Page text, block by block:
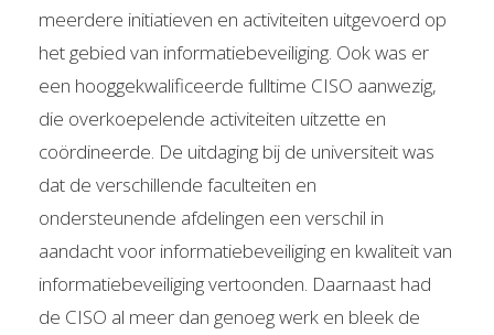
meerdere initiatieven en activiteiten uitgevoerd op
het gebied van informatiebeveiliging. Ook was er
een hooggekwalificeerde fulltime CISO aanwezig,
die overkoepelende activiteiten uitzette en
coördineerde. De uitdaging bij de universiteit was
dat de verschillende faculteiten en
ondersteunende afdelingen een verschil in
aandacht voor informatiebeveiliging en kwaliteit van
informatiebeveiliging vertoonden. Daarnaast had
de CISO al meer dan genoeg werk en bleek de